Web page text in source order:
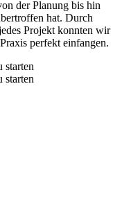
der Planung bis hin
hat. Durch
Projekt konnten wir
perfekt einfangen.
starten
starten